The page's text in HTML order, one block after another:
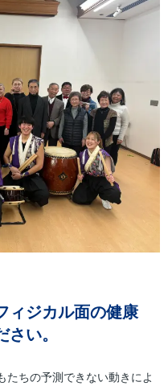
ィジカル面の健康
い。
たちの予測できない動きによ